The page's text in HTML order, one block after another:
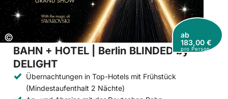
Copyright:
©
ab
183,00 €
pro Person
BAHN + HOTEL | Berlin BLINDED by
DELIGHT
Übernachtungen in Top-Hotels mit Frühstück
(Mindestaufenthalt 2 Nächte)